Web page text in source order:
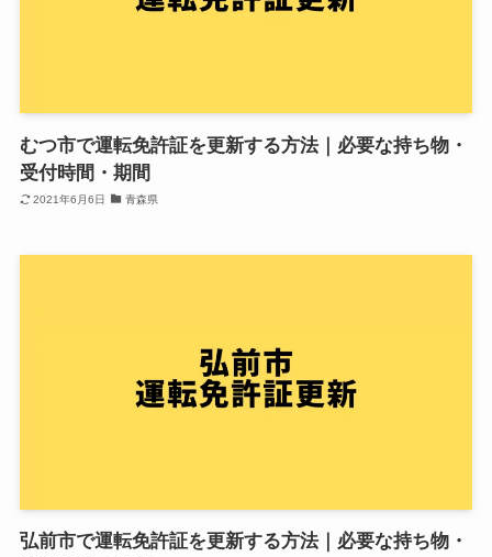
むつ市で運転免許証を更新する方法｜必要な持ち物・
受付時間・期間
2021年6月6日 青森県
弘前市で運転免許証を更新する方法｜必要な持ち物・